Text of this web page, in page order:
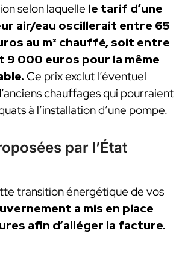
selon laquelle le tarif d’une
air/eau oscillerait entre 65
au m² chauffé, soit entre
9 000 euros pour la même
Ce prix exclut l’éventuel
chauffages qui pourraient
à l’installation d’une pompe.
par l’État
transition énergétique de vos
a mis en place
afin d’alléger la facture.